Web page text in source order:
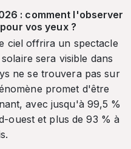
: comment l'observer
vos yeux ?
ciel offrira un spectacle
sera visible dans
ne se trouvera pas sur
promet d'être
avec jusqu'à 99,5 %
ouest et plus de 93 % à